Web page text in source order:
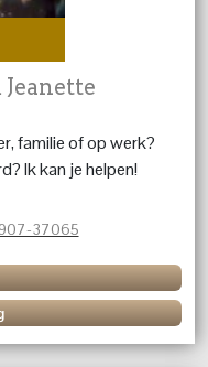
familie of op werk?
Ik kan je helpen!
37065